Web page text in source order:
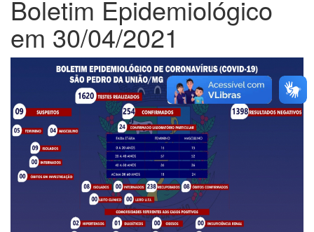
Boletim Epidemiológico
em 30/04/2021